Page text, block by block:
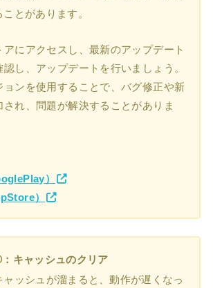
とがあります。
アにアクセスし、最新のアップデート
認し、アップデートを行いましょう。
ョンを使用することで、バグ修正や新
され、問題が解決することがありま
）
）
キャッシュのクリア
ャッシュが溜まると、動作が遅くなっ